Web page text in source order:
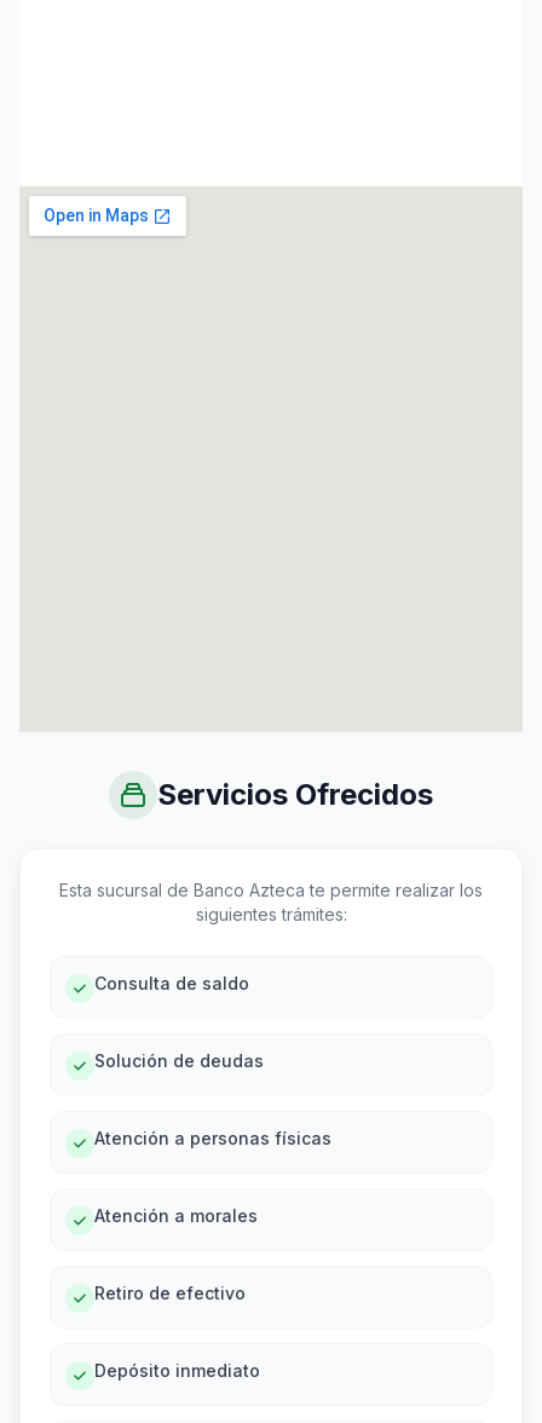
Servicios Ofrecidos
Esta sucursal de Banco Azteca te permite realizar los
siguientes trámites:
Consulta de saldo
Solución de deudas
Atención a personas físicas
Atención a morales
Retiro de efectivo
Depósito inmediato